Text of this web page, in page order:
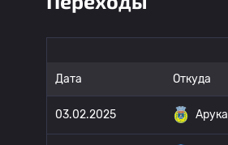
Дата Откуда
03.02.2025 Арука